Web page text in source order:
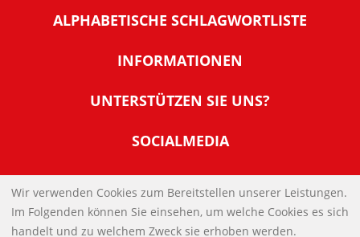
ALPHABETISCHE SCHLAGWORTLISTE
INFORMATIONEN
Warum NachDenkSeiten
Tipps zur Nutzung der NachDenkSeiten
Banner und E-Mail-Signaturen
Links
Kontakt
UNTERSTÜTZEN SIE UNS?
Werden Sie Fördermitglied
Spenden Sie Online
SOCIALMEDIA
IMPRESSUM
DATENSCHUTZERKLÄRUNG
Wir verwenden Cookies zum Bereitstellen unserer Leistungen.
Im Folgenden können Sie einsehen, um welche Cookies es sich
handelt und zu welchem Zweck sie erhoben werden.